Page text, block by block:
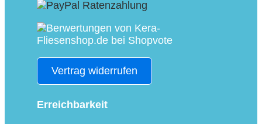
Vertrag widerrufen
Erreichbarkeit